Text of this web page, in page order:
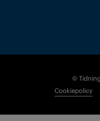
©
Cookiepolicy